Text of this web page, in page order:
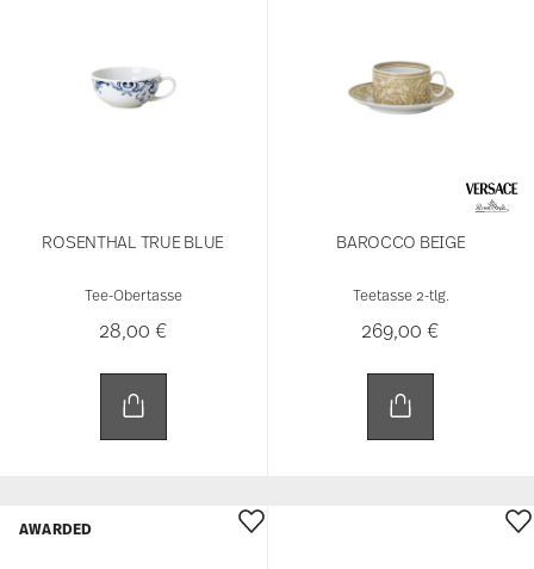
ROSENTHAL TRUE BLUE
Tee-Obertasse
28,00 €
BAROCCO BEIGE
Teetasse 2-tlg.
269,00 €
AWARDED